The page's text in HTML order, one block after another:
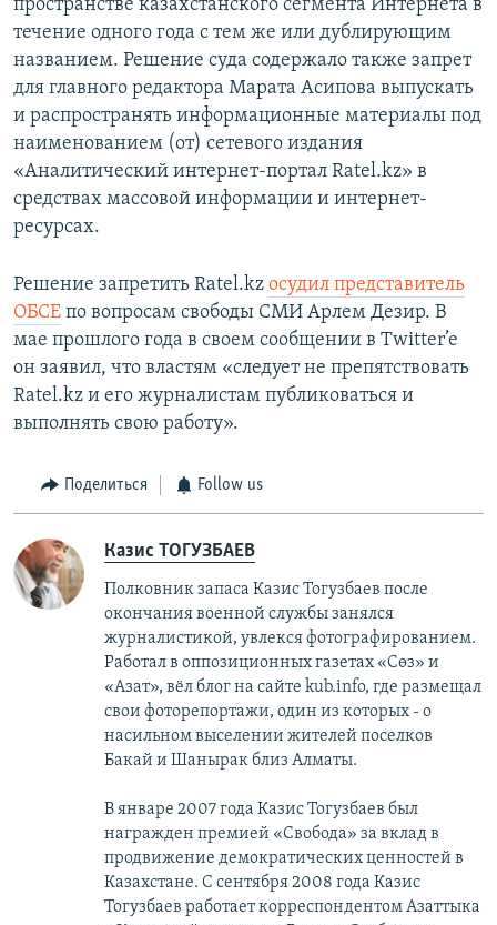
пространстве казахстанского сегмента Интернета в
течение одного года с тем же или дублирующим
названием. Решение суда содержало также запрет
для главного редактора Марата Асипова выпускать
и распространять информационные материалы под
наименованием (от) сетевого издания
«Аналитический интернет-портал Ratel.kz» в
средствах массовой информации и интернет-
ресурсах.
Решение запретить Ratel.kz осудил представитель
ОБСЕ по вопросам свободы СМИ Арлем Дезир. В
мае прошлого года в своем сообщении в Twitter’e
он заявил, что властям «следует не препятствовать
Ratel.kz и его журналистам публиковаться и
выполнять свою работу».
Поделиться Follow us
Казис ТОГУЗБАЕВ
Полковник запаса Казис Тогузбаев после
окончания военной службы занялся
журналистикой, увлекся фотографированием.
Работал в оппозиционных газетах «Сөз» и
«Азат», вёл блог на сайте kub.info, где размещал
свои фоторепортажи, один из которых - о
насильном выселении жителей поселков
Бакай и Шанырак близ Алматы.
В январе 2007 года Казис Тогузбаев был
награжден премией «Свобода» за вклад в
продвижение демократических ценностей в
Казахстане. С сентября 2008 года Казис
Тогузбаев работает корреспондентом Азаттыка